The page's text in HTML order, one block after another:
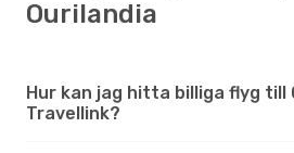
Ourilandia
Hur kan jag hitta billiga flyg till
Travellink?